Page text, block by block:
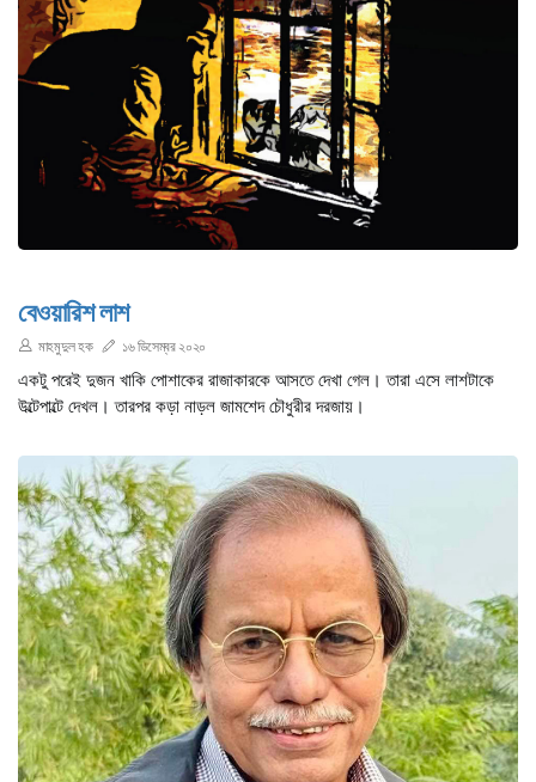
বেওয়ারিশ লাশ
মাহমুদুল হক ১৬ ডিসেম্বর ২০২০
একটু পরেই দুজন খাকি পোশাকের রাজাকারকে আসতে দেখা গেল। তারা এসে লাশটাকে
উল্টেপাল্টে দেখল। তারপর কড়া নাড়ল জামশেদ চৌধুরীর দরজায়।